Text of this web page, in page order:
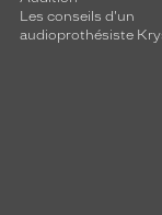
Les conseils d'un
audioprothésiste